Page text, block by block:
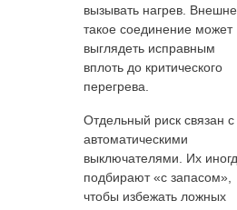
вызывать нагрев. Внешне
такое соединение может
выглядеть исправным
вплоть до критического
перегрева.
Отдельный риск связан с
автоматическими
выключателями. Их
подбирают «с запасом»,
чтобы избежать ложных